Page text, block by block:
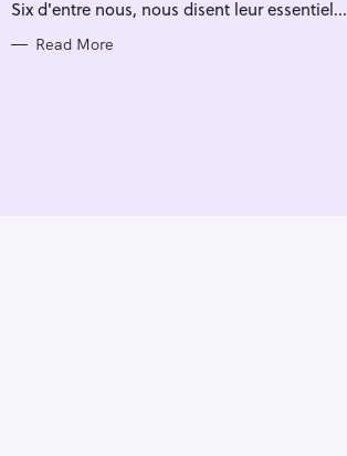
I
S
Six d'entre nous, nous disent leur essentiel...
Read More